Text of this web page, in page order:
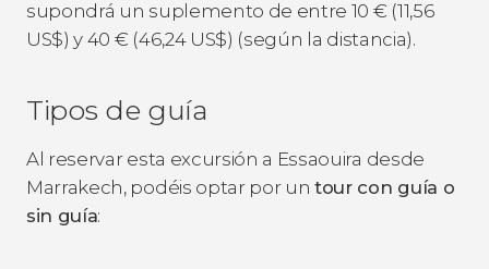
supondrá un suplemento de entre 10 € (11,56
US$) y 40 € (46,24 US$) (según la distancia).
Tipos de guía
Al reservar esta excursión a Essaouira desde
Marrakech, podéis optar por untour con guía o
sin guía: